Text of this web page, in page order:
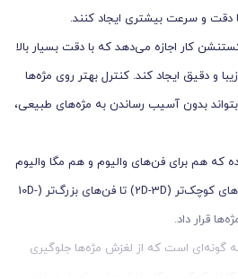
دقت و سرعت بیشتری ایجاد کنند.
‌کار اجازه می‌دهد که با دقت بسیار بالا
و دقیق ایجاد کند. کنترل بهتر روی مژه‌ها
بدون آسیب رساندن به مژه‌های طبیعی،
که هم برای فن‌های والیوم و هم مگا والیوم
مناسب باشد. می‌توان با آن فن‌های کوچک‌تر (2D-3D) تا فن‌های بزرگ‌تر (10D-
است که از لغزش مژه‌ها جلوگیری